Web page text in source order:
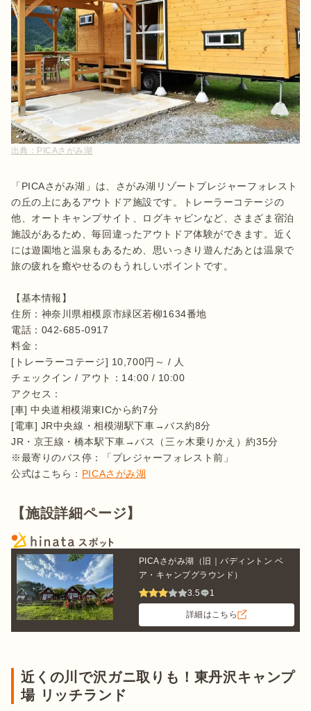
出典： PICAさがみ湖
「PICAさがみ湖」は、さがみ湖リゾートプレジャーフォレスト
の丘の上にあるアウトドア施設です。トレーラーコテージの
他、オートキャンプサイト、ログキャビンなど、さまざま宿泊
施設があるため、毎回違ったアウトドア体験ができます。近く
には遊園地と温泉もあるため、思いっきり遊んだあとは温泉で
旅の疲れを癒やせるのもうれしいポイントです。
【基本情報】
住所：神奈川県相模原市緑区若柳1634番地
電話：042-685-0917
料金：
[トレーラーコテージ] 10,700円～ / 人
チェックイン / アウト：14:00 / 10:00
アクセス：
[車] 中央道相模湖東ICから約7分
[電車] JR中央線・相模湖駅下車→バス約8分
JR・京王線・橋本駅下車→バス（三ヶ木乗りかえ）約35分
※最寄りのバス停：「プレジャーフォレスト前」
公式はこちら： PICAさがみ湖
【施設詳細ページ】
PICAさがみ湖（旧｜パディントン ベ
ア・キャンプグラウンド）
3.5
1
詳細はこちら
近くの川で沢ガニ取りも！東丹沢キャンプ
場 リッチランド